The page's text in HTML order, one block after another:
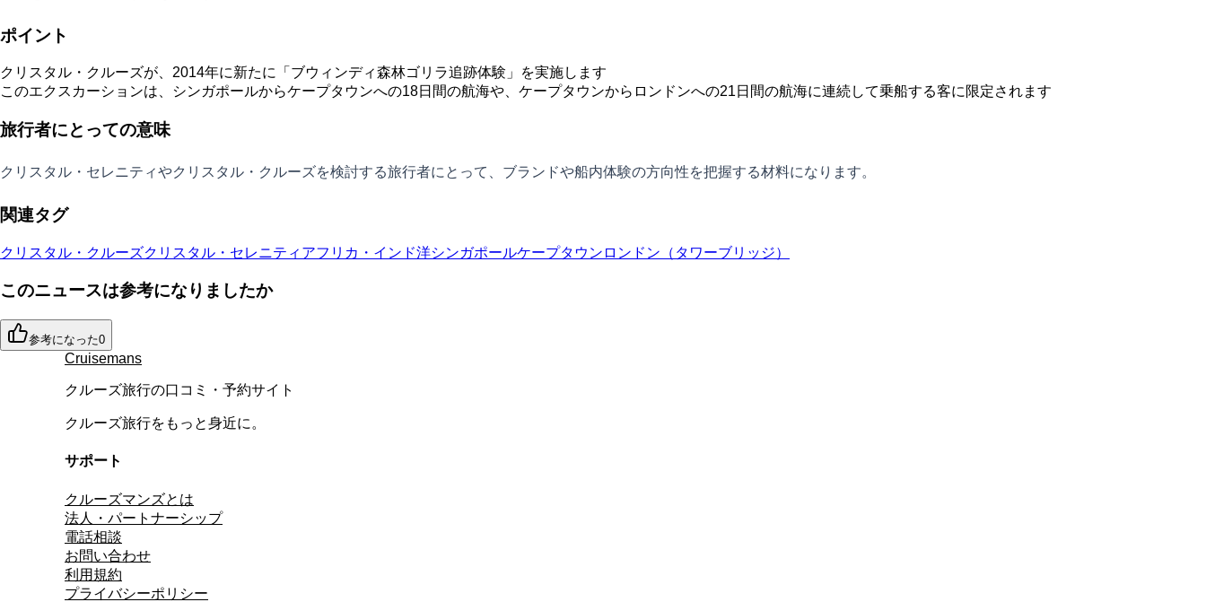
ポイント
クリスタル・クルーズが、2014年に新たに「ブウィンディ森林ゴリラ追跡体験」を実施します
このエクスカーションは、シンガポールからケープタウンへの18日間の航海や、ケープタウンからロンドンへの21日間の航海に連続して乗船する客に限定されます
旅行者にとっての意味
クリスタル・セレニティやクリスタル・クルーズを検討する旅行者にとって、ブランドや船内体験の方向性を把握する材料になります。
関連タグ
クリスタル・クルーズクリスタル・セレニティ アフリカ・インド洋シンガポールケープタウン ロンドン（タワーブリッジ）
このニュースは参考になりましたか
参考になった0
Cruisemans
クルーズ旅行の口コミ・予約サイト
クルーズ旅行をもっと身近に。
サポート
クルーズマンズとは
法人・パートナーシップ
電話相談
お問い合わせ
利用規約
プライバシーポリシー